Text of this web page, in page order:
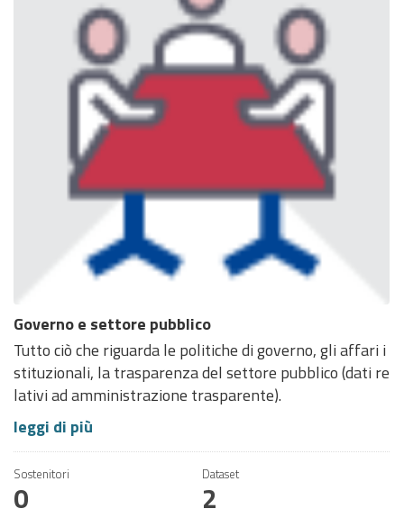
Governo e settore pubblico
Tutto ciò che riguarda le politiche di governo, gli affari i
stituzionali, la trasparenza del settore pubblico (dati re
lativi ad amministrazione trasparente).
leggi di più
Sostenitori
0
Dataset
2